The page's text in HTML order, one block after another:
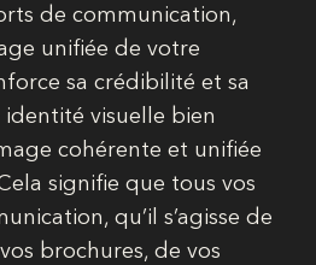
de communication,
unifiée de votre
sa crédibilité et sa
visuelle bien
cohérente et unifiée
signifie que tous vos
qu’il s’agisse de
brochures, de vos